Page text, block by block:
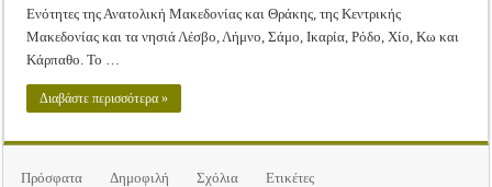
Ενότητες της Ανατολική Μακεδονίας και Θράκης, της Κεντρικής
Μακεδονίας και τα νησιά Λέσβο, Λήμνο, Σάμο, Ικαρία, Ρόδο, Χίο, Κω και
Κάρπαθο. Το …
Διαβάστε περισσότερα »
Πρόσφατα Δημοφιλή Σχόλια Ετικέτες